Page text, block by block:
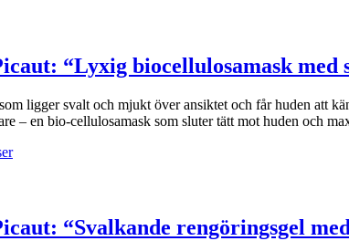
“Lyxig biocellulosamask med
ligger svalt och mjukt över ansiktet och får huden att
– en bio-cellulosamask som sluter tätt mot huden och
“Svalkande rengöringsgel